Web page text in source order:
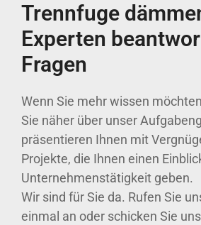
Trennfuge
Experten
Fragen
Wenn Sie mehr wissen
Sie näher über unser
präsentieren Ihnen mit
Projekte, die Ihnen einen
Unternehmenstätigkeit geben.
Wir sind für Sie da. Rufen Sie
einmal an oder schicken Sie